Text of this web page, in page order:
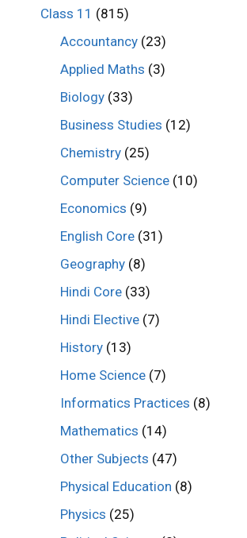
Class 11 (815)
Accountancy (23)
Applied Maths (3)
Biology (33)
Business Studies (12)
Chemistry (25)
Computer Science (10)
Economics (9)
English Core (31)
Geography (8)
Hindi Core (33)
Hindi Elective (7)
History (13)
Home Science (7)
Informatics Practices (8)
Mathematics (14)
Other Subjects (47)
Physical Education (8)
Physics (25)